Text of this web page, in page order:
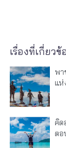
เรื่องที่เกี่ยวข้
พา
แห่
คิด
ตอ